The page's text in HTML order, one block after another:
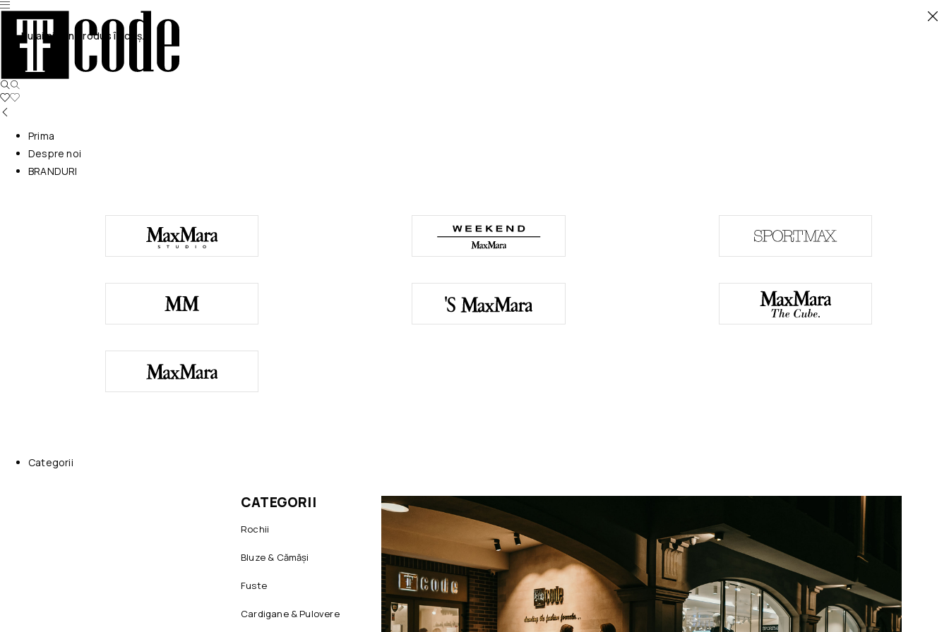
Nu ai niciun produs în coș.
Prima
Despre noi
BRANDURI
Categorii
CATEGORII
Rochii
Bluze & Cămăși
Fuste
Cardigane & Pulovere